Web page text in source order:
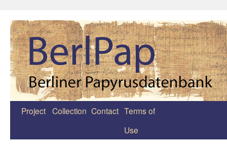
Zum
Project Collection Contact Terms of
Use